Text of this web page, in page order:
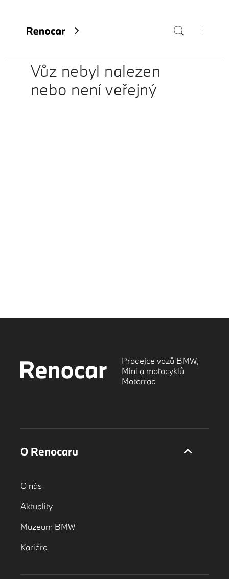
O nás
Vůz nebyl nalezen
nebo není veřejný
Prodejce vozů BMW,
Mini a motocyklů
Motorrad
O Renocaru
O nás
Aktuality
Muzeum BMW
Kariéra